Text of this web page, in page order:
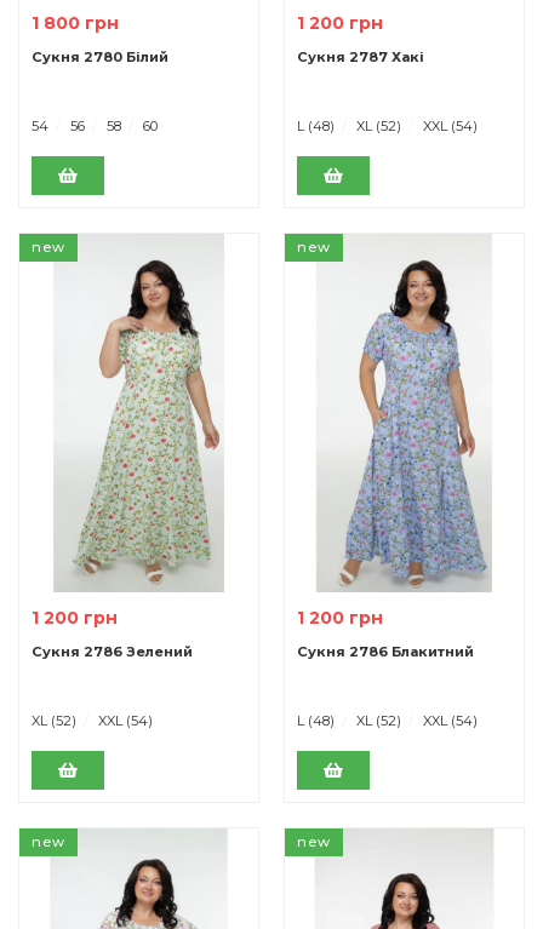
1 800 грн
Сукня 2780 Білий
54 56 58 60
1 200 грн
Сукня 2787 Хакі
L (48) XL (52) XXL (54)
new
1 200 грн
Сукня 2786 Зелений
XL (52) XXL (54)
new
1 200 грн
Сукня 2786 Блакитний
L (48) XL (52) XXL (54)
new new